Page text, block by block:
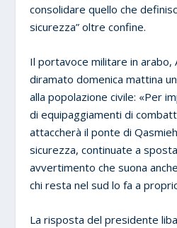
consolidare quello che
sicurezza” oltre confine.
Il portavoce militare in arabo,
diramato domenica mattina
alla popolazione civile: «Per
di equipaggiamenti di
attaccherà il ponte di
sicurezza, continuate a
avvertimento che suona
chi resta nel sud lo fa a
La risposta del presidente